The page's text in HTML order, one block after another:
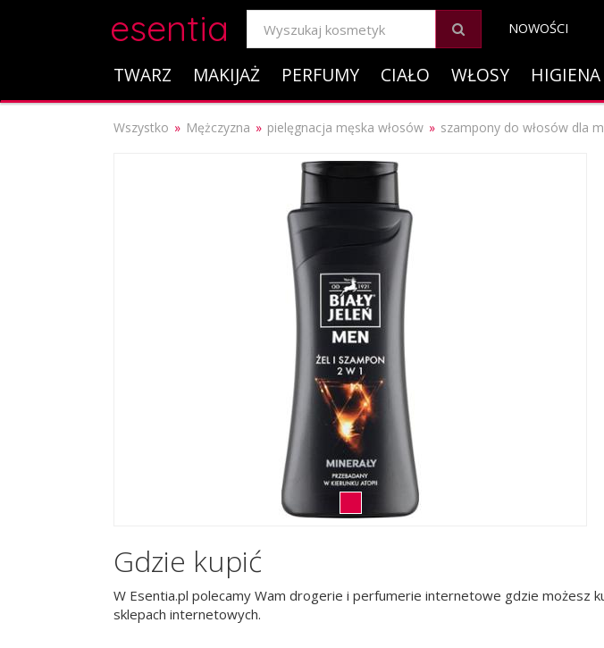
esentia NOWOŚCI
TWARZ MAKIJAŻ PERFUMY CIAŁO WŁOSY HIGIENA
Wszystko Mężczyzna pielęgnacja męska włosów szampony do włosów dla
Gdzie kupić
W Esentia.pl polecamy Wam drogerie i perfumerie internetowe gdzie
sklepach internetowych.